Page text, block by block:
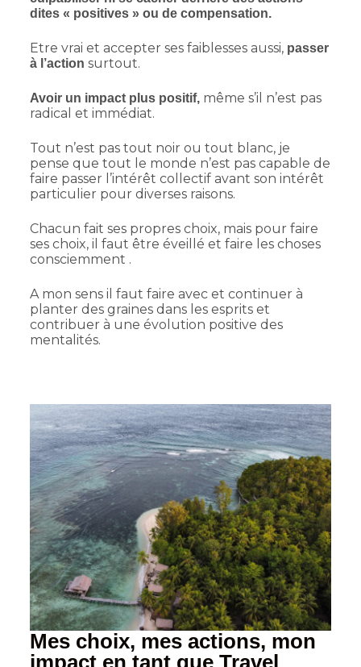
dites « positives » ou de compensation.
Etre vrai et accepter ses faiblesses aussi, passer
à l’action surtout.
Avoir un impact plus positif,même s’il n’est pas
radical et immédiat.
Tout n’est pas tout noir ou tout blanc, je
pense que tout le monde n’est pas capable de
faire passer l’intérêt collectif avant son intérêt
particulier pour diverses raisons.
Chacun fait ses propres choix, mais pour faire
ses choix, il faut être éveillé et faire les choses
consciemment .
A mon sens il faut faire avec et continuer à
planter des graines dans les esprits et
contribuer à une évolution positive des
mentalités.
Mes choix, mes actions, mon